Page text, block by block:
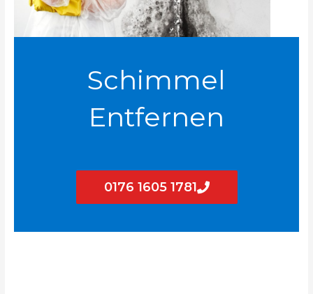
Schimmel
Entfernen
0176 1605 1781